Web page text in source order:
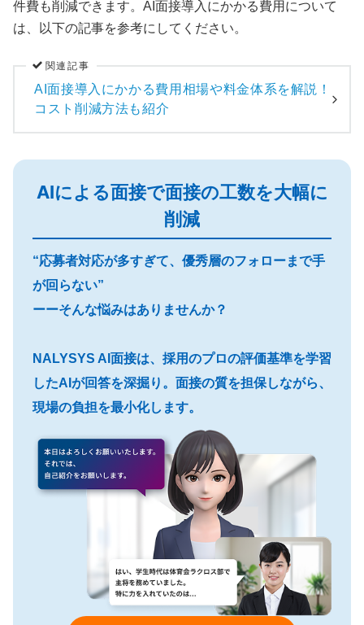
件費も削減できます。AI面接導入にかかる費用について
は、以下の記事を参考にしてください。
関連記事
AI面接導入にかかる費用相場や料金体系を解説！
コスト削減方法も紹介
AIによる面接で面接の工数を大幅に
削減
“応募者対応が多すぎて、優秀層のフォローまで手
が回らない”
ーーそんな悩みはありませんか？
NALYSYS AI面接は、採用のプロの評価基準を学習
したAIが回答を深掘り。面接の質を担保しながら、
現場の負担を最小化します。